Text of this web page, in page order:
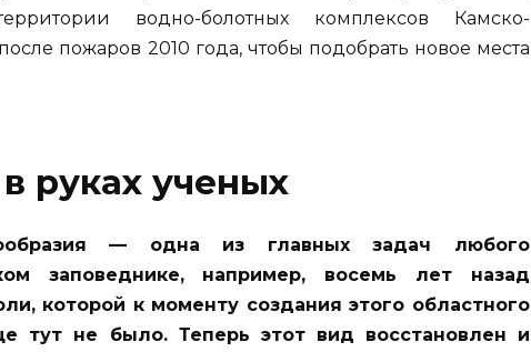
водно-болотных комплексов Камско-
пожаров 2010 года, чтобы подобрать новое места
руках ученых
— одна из главных задач любого
заповеднике, например, восемь лет назад
которой к моменту создания этого областного
тут не было. Теперь этот вид восстановлен и